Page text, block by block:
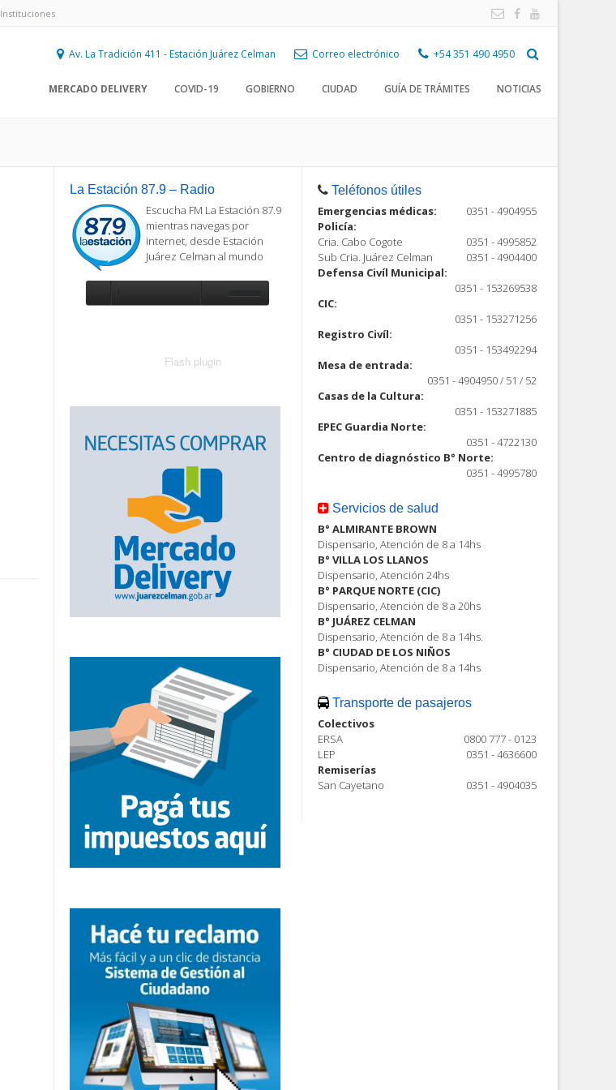
Instituciones
Av. La Tradición 411 - Estación Juárez Celman Correo electrónico +54 351 490 4950
MERCADO DELIVERY COVID-19 GOBIERNO CIUDAD GUÍA DE TRÁMITES NOTICIAS
La Estación 87.9 – Radio
Escucha FM La Estación 87.9
mientras navegas por
internet, desde Estación
Juárez Celman al mundo
Flash plugin
Teléfonos útiles
Emergencias médicas:
0351 - 4904955
Policía:
Cria. Cabo Cogote
0351 - 4995852
Sub Cria. Juárez Celman
0351 - 4904400
Defensa Civíl Municipal:
0351 - 153269538
CIC:
0351 - 153271256
Registro Civíl:
0351 - 153492294
Mesa de entrada:
0351 - 4904950 / 51 / 52
Casas de la Cultura:
0351 - 153271885
EPEC Guardia Norte:
0351 - 4722130
Centro de diagnóstico B° Norte:
0351 - 4995780
Servicios de salud
B° ALMIRANTE BROWN
Dispensario, Atención de 8 a 14hs
B° VILLA LOS LLANOS
Dispensario, Atención 24hs
B° PARQUE NORTE (CIC)
Dispensario, Atención de 8 a 20hs
B° JUÁREZ CELMAN
Dispensario, Atención de 8 a 14hs.
B° CIUDAD DE LOS NIÑOS
Dispensario, Atención de 8 a 14hs
Transporte de pasajeros
Colectivos
ERSA
0800 777 - 0123
LEP
0351 - 4636600
Remiserías
San Cayetano
0351 - 4904035